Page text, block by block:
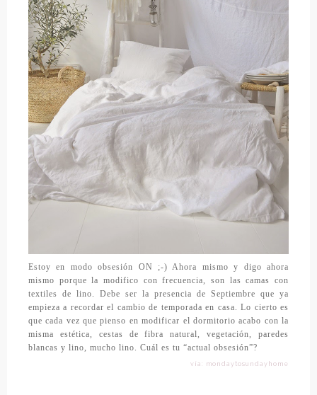
Estoy en modo obsesión ON ;-) Ahora mismo y digo ahora
mismo porque la modifico con frecuencia, son las camas con
textiles de lino. Debe ser la presencia de Septiembre que ya
empieza a recordar el cambio de temporada en casa. Lo cierto es
que cada vez que pienso en modificar el dormitorio acabo con la
misma estética, cestas de fibra natural, vegetación, paredes
blancas y lino, mucho lino. Cuál es tu “actual obsesión”?
vía: mondaytosundayhome